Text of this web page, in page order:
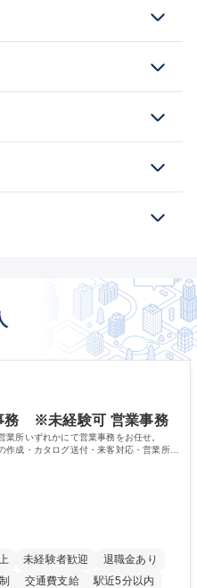
務 ※未経験可 営業事務
業所いずれかにて営業事務をお任せ。
作成・カタログ送付・来客対応・営業所内
未経験者歓迎
退職金あり
交通費支給
駅近5分以内